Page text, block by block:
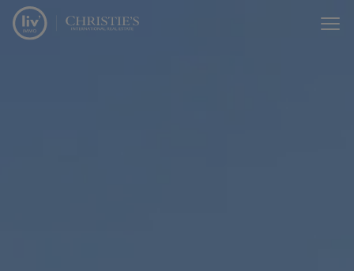
Passer le menu et aller au contenu